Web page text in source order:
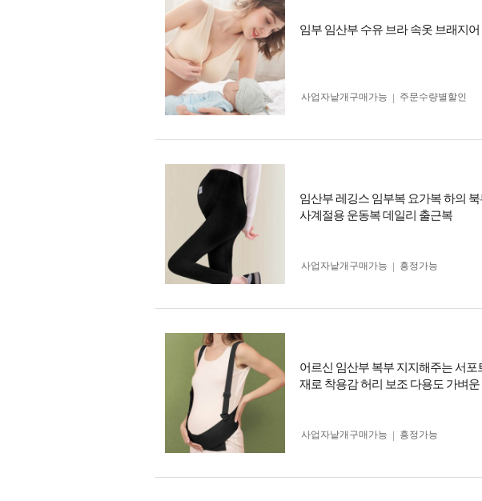
임부 임산부 수유 브라 속옷 브래지어
사업자 낱개구매가능
주문수량별할인
임산부 레깅스 임부복 요가복 하의
사계절용 운동복 데일리 출근복
사업자 낱개구매가능 흥정가능
어르신 임산부 복부 지지해주는 서
재로 착용감 허리 보조 다용도 가벼운
사업자 낱개구매가능 흥정가능